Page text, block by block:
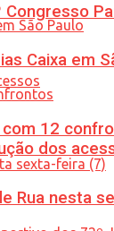
dos
Caixa em
12
Rua nesta